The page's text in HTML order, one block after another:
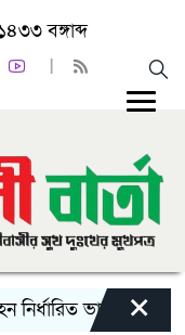
বঙ্গাব্দ
ভাড়ার চেয়েও কম
×